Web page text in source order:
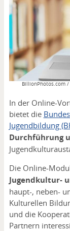
Copyright
BillionPhotos.com /
In der Online-
bietet die
Jugendbildung
Durchführung
Die Online-
Jugendkultur-
haupt-, neben-
Kulturellen
und die
Partnern